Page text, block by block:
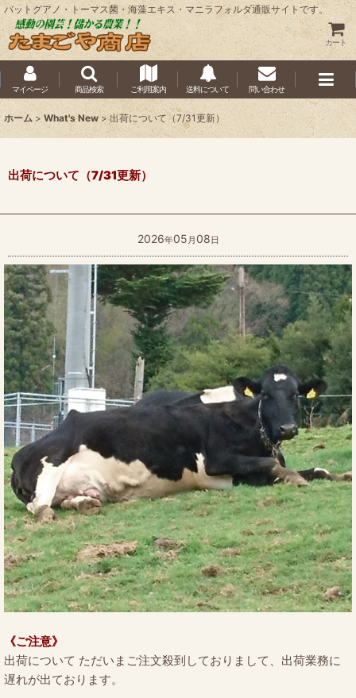
バットグアノ・トーマス菌・海藻エキス・マニラフォルダ通販サイトです。
カート
マイページ 商品検索 ご利用案内 送料について 問い合わせ
ホーム > What's New > 出荷について（7/31更新）
出荷について（7/31更新）
2026年05 月 08 日
《ご注意》
出荷について ただいまご注文殺到しておりまして、出荷業務に
遅れが出ております。